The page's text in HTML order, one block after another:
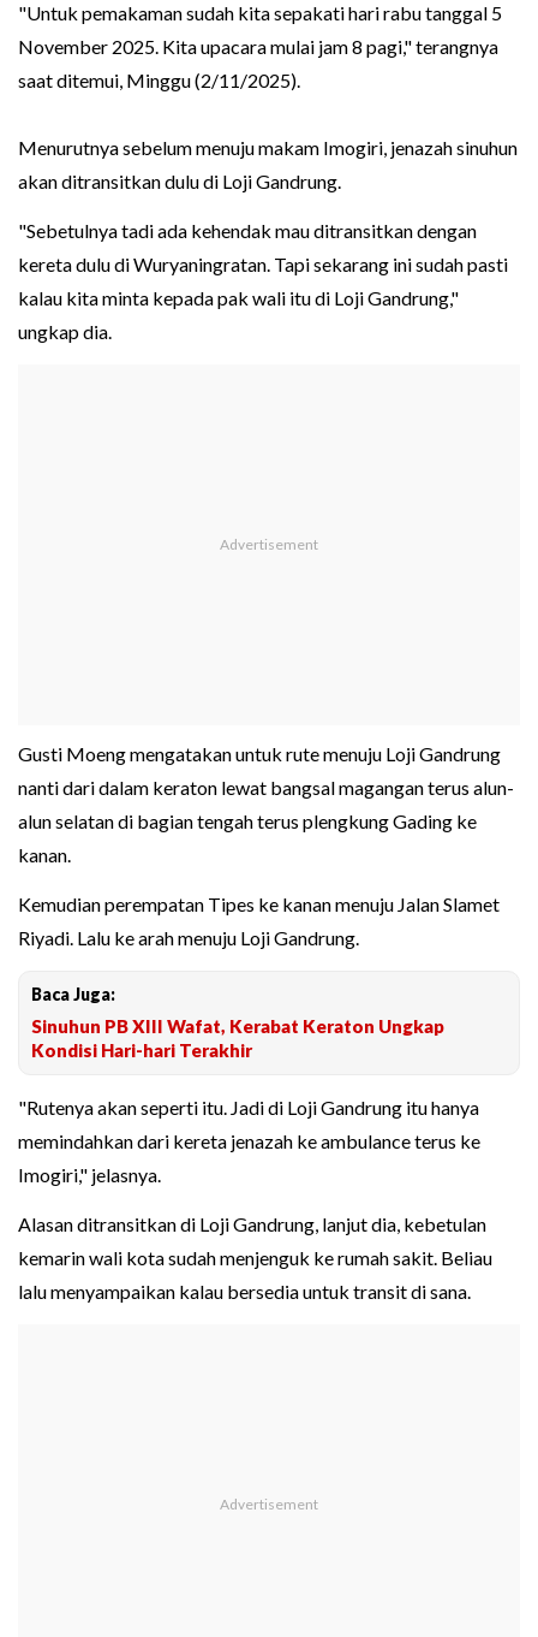
"Untuk pemakaman sudah kita sepakati hari rabu tanggal 5
November 2025. Kita upacara mulai jam 8 pagi," terangnya
saat ditemui, Minggu (2/11/2025).
Menurutnya sebelum menuju makam Imogiri, jenazah sinuhun
akan ditransitkan dulu di Loji Gandrung.
"Sebetulnya tadi ada kehendak mau ditransitkan dengan
kereta dulu di Wuryaningratan. Tapi sekarang ini sudah pasti
kalau kita minta kepada pak wali itu di Loji Gandrung,"
ungkap dia.
Gusti Moeng mengatakan untuk rute menuju Loji Gandrung
nanti dari dalam keraton lewat bangsal magangan terus alun-
alun selatan di bagian tengah terus plengkung Gading ke
kanan.
Kemudian perempatan Tipes ke kanan menuju Jalan Slamet
Riyadi. Lalu ke arah menuju Loji Gandrung.
Baca Juga:
Sinuhun PB XIII Wafat, Kerabat Keraton Ungkap
Kondisi Hari-hari Terakhir
"Rutenya akan seperti itu. Jadi di Loji Gandrung itu hanya
memindahkan dari kereta jenazah ke ambulance terus ke
Imogiri," jelasnya.
Alasan ditransitkan di Loji Gandrung, lanjut dia, kebetulan
kemarin wali kota sudah menjenguk ke rumah sakit. Beliau
lalu menyampaikan kalau bersedia untuk transit di sana.